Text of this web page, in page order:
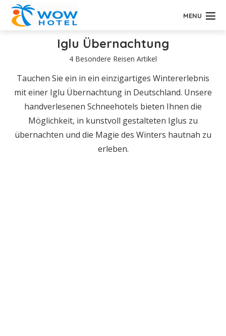
MENU
Iglu Übernachtung
4 Besondere Reisen Artikel
Tauchen Sie ein in ein einzigartiges Wintererlebnis
mit einer Iglu Übernachtung in Deutschland. Unsere
handverlesenen Schneehotels bieten Ihnen die
Möglichkeit, in kunstvoll gestalteten Iglus zu
übernachten und die Magie des Winters hautnah zu
erleben.